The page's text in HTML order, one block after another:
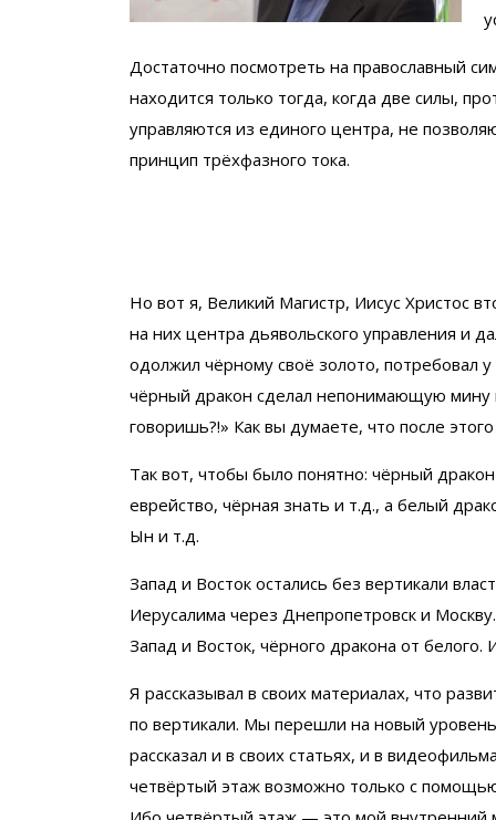
Достаточно посмотреть на православный
находится только тогда, когда две силы,
управляются из единого центра, не
принцип трёхфазного тока.
Но вот я, Великий Магистр, Иисус Христос
на них центра дьявольского управления и
одолжил чёрному своё золото, потребовал
чёрный дракон сделал непонимающую мину
говоришь?!» Как вы думаете, что после этого
Так вот, чтобы было понятно: чёрный
еврейство, чёрная знать и т.д., а белый
Ын и т.д.
Запад и Восток остались без вертикали
Иерусалима через Днепропетровск и
Запад и Восток, чёрного дракона от белого.
Я рассказывал в своих материалах, что
по вертикали. Мы перешли на новый
рассказал и в своих статьях, и в
четвёртый этаж возможно только с